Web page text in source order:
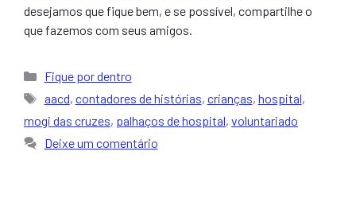
desejamos que fique bem, e se possível, compartilhe o
que fazemos com seus amigos.
Categorias
Fique por dentro
Tags
aacd, contadores de histórias, crianças, hospital,
mogi das cruzes, palhaços de hospital, voluntariado
Deixe um comentário